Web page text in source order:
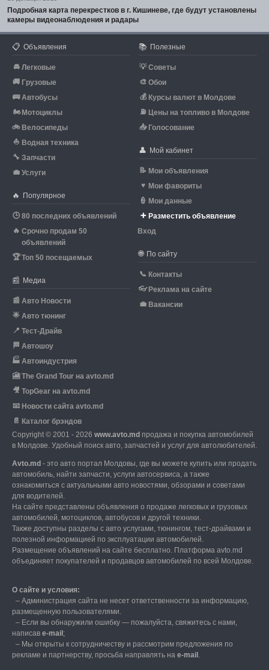
Подробная карта перекрестков в г. Кишиневе, где будут установлены
камеры видеонаблюдения и радары
📋 Объявления
🚘 Легковые
🚚 Грузовые
🚌 Автобусы
🏍 Мотоциклы
🚲 Велосипеды
⛵ Водная техника
🔧 Запчасти
💼 Услуги
🔥 Популярное
🕒 80 последних объявлений
🔥 Срочно продам 50
объявлений
🏆Топ 50 посещаемых
📰 Медиа
📰 Авто Новости
🌟 Авто тюнинг
📍 Тест-Драйв
🏁 Автошоу
🏭 Автоиндустрия
🎦 The Grand Tour на avto.md
🎥 TopGear на avto.md
📧 Новости сайта avto.md
📄 Каталог брэндов
📚 Полезные
💡 Советы
🎨 Обои
💰 Курсы валют в Молдове
⛽ Цены на топливо в Молдове
📥 Голосование
👤 Мой кабинет
📝 Мои объявления
♥ Мои фавориты
👮 Мои данные
➕ Разместить объявление
Вход
🌐 По сайту
📞 Контакты
👓 Реклама на сайте
💼 Вакансии
Copyright © 2001 - 2026 www.avto.md продажа и покупка автомобилей
в Молдове. Удобный поиск авто, запчастей и услуг для автолюбителей.
Avto.md - это авто портал Молдовы, где вы можете купить или продать
автомобиль, найти запчасти, услуги автосервиса, а также
ознакомиться с актуальными авто новостями, обзорами и советами
для водителей.
На сайте представлены объявления о продаже легковых и грузовых
автомобилей, мотоциклов, автобусов и другой техники.
Также доступны разделы с авто услугами, тюнингом, тест-драйвами и
полезной информацией по эксплуатации автомобилей.
Размещение объявлений на сайте бесплатно. Платформа avto.md
объединяет покупателей и продавцов автомобилей по всей Молдове.
О сайте и условия:
– Администрация сайта не несет ответственности за информацию,
размещенную пользователями.
– Если вы обнаружили ошибку — пожалуйста, свяжитесь с нами,
написав е-mail ;
– Мы открыты к сотрудничеству и рассмотрим предложения по
рекламе и партнерству, просьба направлять на е-mail .